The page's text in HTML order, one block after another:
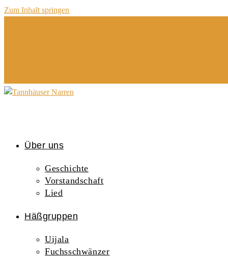
Zum Inhalt springen
Über uns
Geschichte
Vorstandschaft
Lied
Häßgruppen
Uijala
Fuchsschwänzer